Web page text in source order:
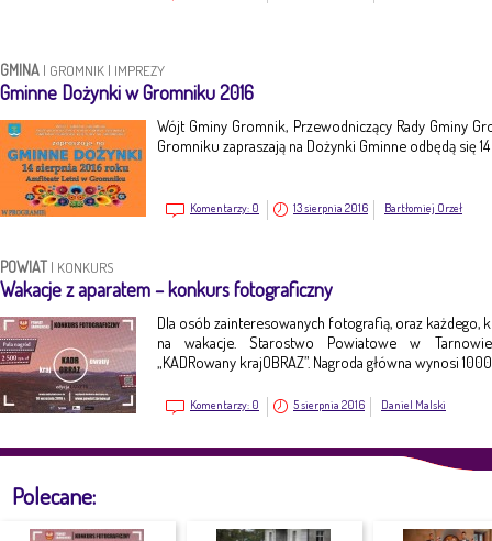
GMINA | GROMNIK | IMPREZY
Gminne Dożynki w Gromniku 2016
Wójt Gminy Gromnik, Przewodniczący Rady Gminy
Gromniku zapraszają na Dożynki Gminne odbędą się
Komentarzy: 0 13 sierpnia 2016 Bartłomiej Orzeł
POWIAT | KONKURS
Wakacje z aparatem – konkurs fotograficzny
Dla osób zainteresowanych fotografią, oraz każdego,
na wakacje. Starostwo Powiatowe w
„KADRowany krajOBRAZ”. Nagroda główna wynosi 1000
Komentarzy: 0 5 sierpnia 2016 Daniel Malski
Polecane: